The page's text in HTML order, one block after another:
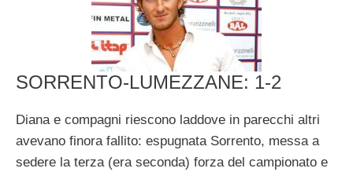
SORRENTO-LUMEZZANE: 1-2
Diana e compagni riescono laddove in parecchi altri
avevano finora fallito: espugnata Sorrento, messa a
sedere la terza (era seconda) forza del campionato e